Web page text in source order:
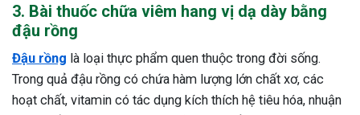
3. Bài thuốc chữa viêm hang vị dạ dày bằng
đậu rồng
Đậu rồng là loại thực phẩm quen thuộc trong đời sống.
Trong quả đậu rồng có chứa hàm lượng lớn chất xơ, các
hoạt chất, vitamin có tác dụng kích thích hệ tiêu hóa, nhuận